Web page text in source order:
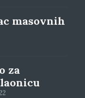
masovnih
za